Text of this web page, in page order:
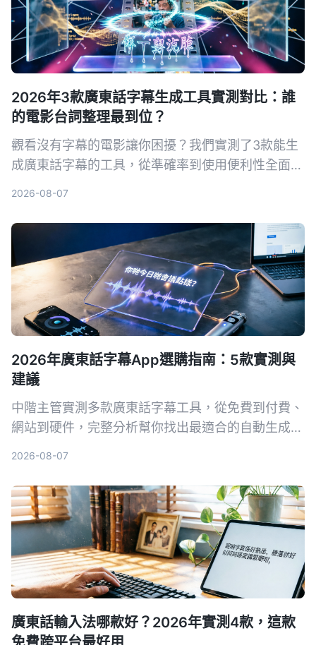
2026年3款廣東話字幕生成工具實測對比：誰
的電影台詞整理最到位？
觀看沒有字幕的電影讓你困擾？我們實測了3款能生
成廣東話字幕的工具，從準確率到使用便利性全面比
2026-08-07
2026年廣東話字幕App選購指南：5款實測與
建議
中階主管實測多款廣東話字幕工具，從免費到付費、
網站到硬件，完整分析幫你找出最適合的自動生成字
2026-08-07
廣東話輸入法哪款好？2026年實測4款，這款